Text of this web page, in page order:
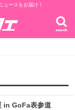
ュースをお届け！
search
in GoFa表参道